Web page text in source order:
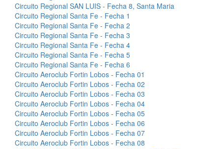
Circuito Regional SAN LUIS - Fecha 8, Santa Maria
Circuito Regional Santa Fe - Fecha 1
Circuito Regional Santa Fe - Fecha 2
Circuito Regional Santa Fe - Fecha 3
Circuito Regional Santa Fe - Fecha 4
Circuito Regional Santa Fe - Fecha 5
Circuito Regional Santa Fe - Fecha 6
Circuito Aeroclub Fortin Lobos - Fecha 01
Circuito Aeroclub Fortin Lobos - Fecha 02
Circuito Aeroclub Fortin Lobos - Fecha 03
Circuito Aeroclub Fortin Lobos - Fecha 04
Circuito Aeroclub Fortin Lobos - Fecha 05
Circuito Aeroclub Fortin Lobos - Fecha 06
Circuito Aeroclub Fortin Lobos - Fecha 07
Circuito Aeroclub Fortin Lobos - Fecha 08